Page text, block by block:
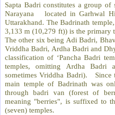
Sapta Badri constitutes a group of
Narayana located in Garhwal
Uttarakhand. The Badrinath
3,133 m (10,279 ft)) is the primary
The other six being Adi Badri,
Vriddha Badri, Ardha Badri and
classification of ‘Pancha Badri
temples, omitting Ardha Badri
sometimes Vriddha Badri). Since
main temple of Badrinath was
through badri van (forest of
meaning "berries", is suffixed to
(seven) temples.